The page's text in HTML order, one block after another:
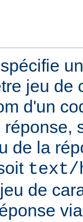
jeu de
d'un
de la
text/
de